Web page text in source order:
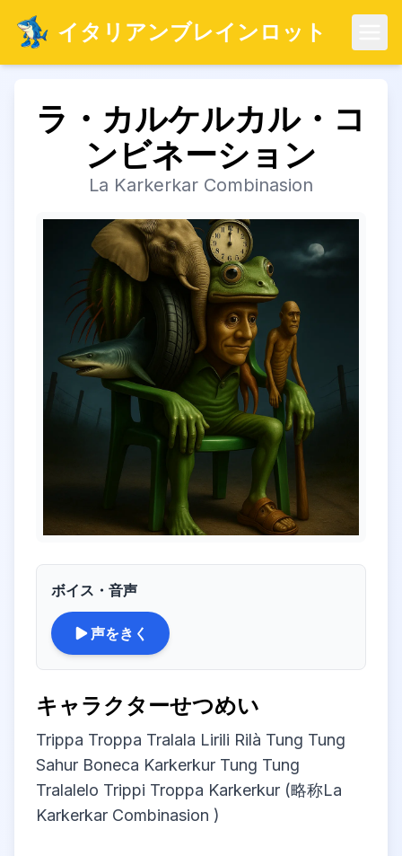
イタリアンブレインロット
ラ・カルケルカル・コ
ンビネーション
La Karkerkar Combinasion
ボイス・音声
声をきく
キャラクターせつめい
Trippa Troppa Tralala Lirili Rilà Tung Tung
Sahur Boneca Karkerkur Tung Tung
Tralalelo Trippi Troppa Karkerkur (略称La
Karkerkar Combinasion )